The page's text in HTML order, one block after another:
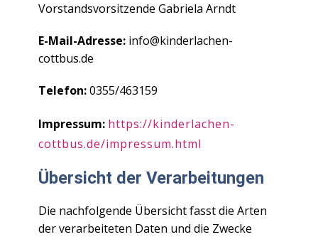
Vorstandsvorsitzende Gabriela Arndt
E-Mail-Adresse: info@kinderlachen-
cottbus.de
Telefon:0355/463159
Impressum: https://kinderlachen-
cottbus.de/impressum.html
Übersicht der Verarbeitungen
Die nachfolgende Übersicht fasst die Arten
der verarbeiteten Daten und die Zwecke